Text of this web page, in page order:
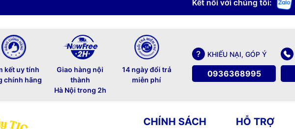
Kết nối với chúng tôi:
kết uy tính
chính hãng
Giao hàng nội
thành
Hà Nội trong 2h
14 ngày đổi trả
miễn phí
KHIẾU NẠI, GÓP Ý
0936368995
CHÍNH SÁCH HỖ TRỢ